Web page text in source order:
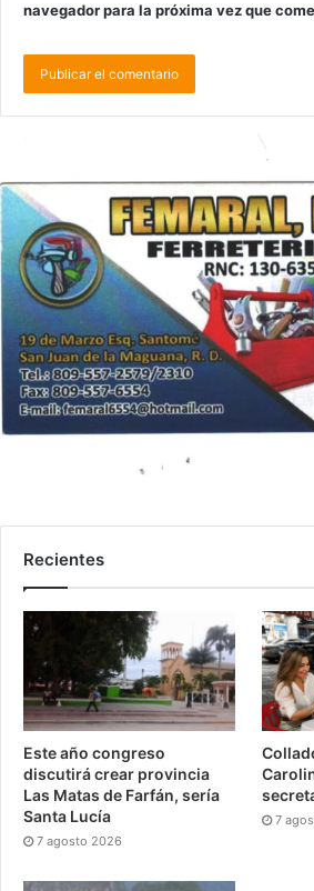
navegador para la próxima vez que
Recientes
Este año congreso
discutirá crear provincia
Las Matas de Farfán, sería
Santa Lucía
7 agosto 2026
7